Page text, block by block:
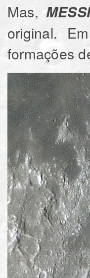
Mas,
original.
formações